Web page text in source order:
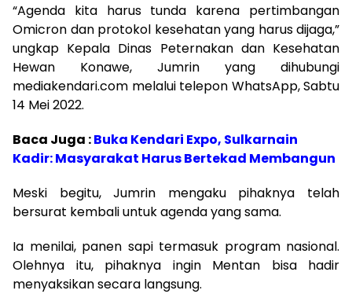
“Agenda kita harus tunda karena pertimbangan
Omicron dan protokol kesehatan yang harus dijaga,”
ungkap Kepala Dinas Peternakan dan Kesehatan
Hewan Konawe, Jumrin yang dihubungi
mediakendari.com melalui telepon WhatsApp, Sabtu
14 Mei 2022.
Baca Juga :Buka Kendari Expo, Sulkarnain
Kadir: Masyarakat Harus Bertekad Membangun
Meski begitu, Jumrin mengaku pihaknya telah
bersurat kembali untuk agenda yang sama.
Ia menilai, panen sapi termasuk program nasional.
Olehnya itu, pihaknya ingin Mentan bisa hadir
menyaksikan secara langsung.